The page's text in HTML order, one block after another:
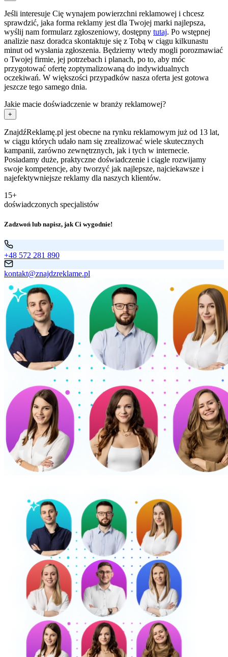
Jeśli interesuje Cię wynajem powierzchni reklamowej i chcesz
sprawdzić, jaka forma reklamy jest dla Twojej marki najlepsza,
wyślij nam formularz zgłoszeniowy, dostępny tutaj. Po wstępnej
analizie nasz doradca skontaktuje się z Tobą w ciągu kilkunastu
minut od wysłania zgłoszenia. Będziemy wtedy mogli porozmawiać
o Twojej firmie, jej potrzebach i planach, po to, aby móc
przygotować ofertę zoptymalizowaną do indywidualnych
oczekiwań. W większości przypadków nasza oferta jest gotowa
jeszcze tego samego dnia.
Jakie macie doświadczenie w branży reklamowej?
+
ZnajdźReklamę.pl jest obecne na rynku reklamowym już od 13 lat,
w ciągu których udało nam się zrealizować wiele skutecznych
kampanii, zarówno zewnętrznych, jak i tych w internecie.
Posiadamy duże, praktyczne doświadczenie i ciągle rozwijamy
swoje kompetencje, aby tworzyć jak najlepsze, najciekawsze i
najefektywniejsze reklamy dla naszych klientów.
15+
doświadczonych specjalistów
Zadzwoń lub napisz, jak Ci wygodnie!
+48 572 281 890
kontakt@znajdzreklame.pl